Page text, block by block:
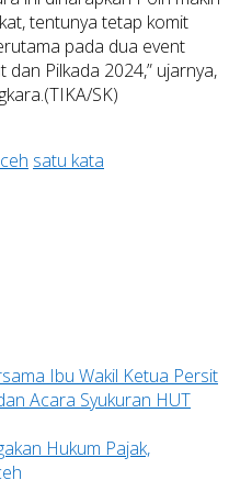
tentunya tetap komit
pada dua event
dan Pilkada 2024,” ujarnya,
SK)
satu kata
Ibu Wakil Ketua Persit
Acara Syukuran HUT
Hukum Pajak,